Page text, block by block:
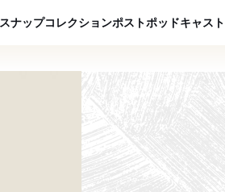
スナップコレクションポストポッドキャスト